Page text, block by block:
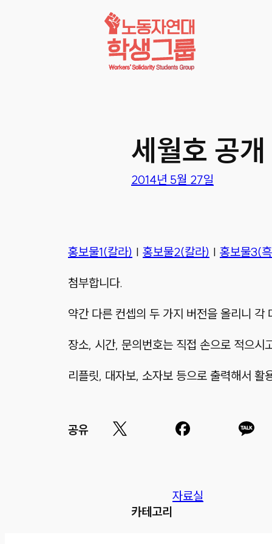
세월호 공
2014년 5월 27일
홍보물1(칼라) | 홍보물2(칼라) | 홍보물3(
첨부합니다.
약간 다른 컨셉의 두 가지 버전을 올리니
장소, 시간, 문의번호는 직접 손으로 적으시
리플릿, 대자보, 소자보 등으로 출력해서
공유
카테고리
자료실